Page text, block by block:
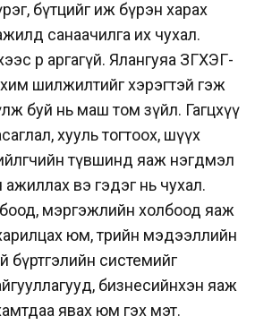
бүтцийг иж бүрэн харах
санаачилга их чухал.
өөр аргагүй. Ялангуяа ЗГХЭГ-
шилжилтийг хэрэгтэй гэж
буй нь маш том зүйл. Гагцхүү
хууль тогтоох, шүүх
түвшинд яаж нэгдмэл
ажиллах вэ гэдэг нь чухал.
мэргэжлийн холбоод яаж
юм, төрийн мэдээллийн
бүртгэлийн системийг
бизнесийнхэн яаж
явах юм гэх мэт.